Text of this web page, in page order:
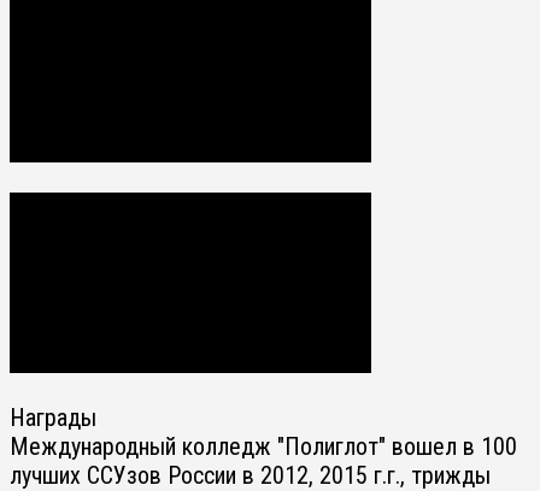
Награды
Международный колледж "Полиглот" вошел в 100
лучших ССУзов России в 2012, 2015 г.г., трижды